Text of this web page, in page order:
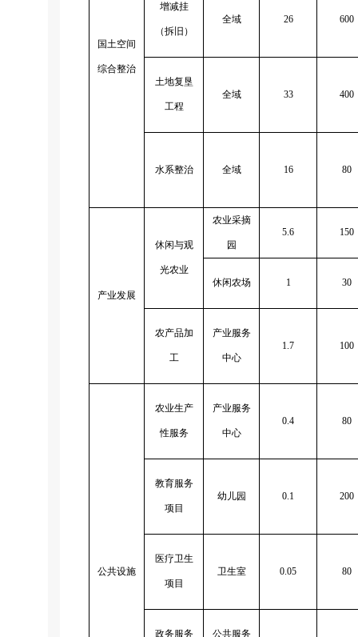
国土空间
综合整治
增减挂
（拆旧）
全域 26 600
土地复垦
工程
全域 33 400
水系整治 全域 16 80
产业发展
休闲与观
光农业
农业采摘
园
5.6 150
休闲农场 1 30
农产品加
工
产业服务
中心
1.7 100
公共设施
农业生产
性服务
产业服务
中心
0.4 80
教育服务
项目
幼儿园 0.1 200
医疗卫生
项目
卫生室 0.05 80
政务服务 公共服务